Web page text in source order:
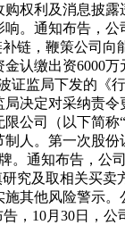
权利及消息披
。通知布告，公
链，鞭策公司
认缴出资6000
证监局下发的《
决定对采纳责
公司（以下简称
人。第一次股
。通知布告，公
究及取相关买卖
其他风险警示。
，10月30日，